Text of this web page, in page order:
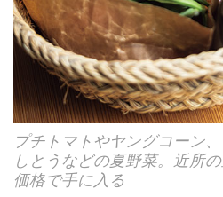
プチトマトやヤングコーン
しとうなどの夏野菜。近所
価格で手に入る